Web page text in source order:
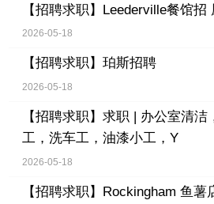
【招聘求职】 Leederville餐馆招
2026-05-18
【招聘求职】 珀斯招聘
2026-05-18
【招聘求职】 求职 | 办公室清洁
工，洗车工，油漆小工，Y
2026-05-18
【招聘求职】 Rockingham 鱼薯